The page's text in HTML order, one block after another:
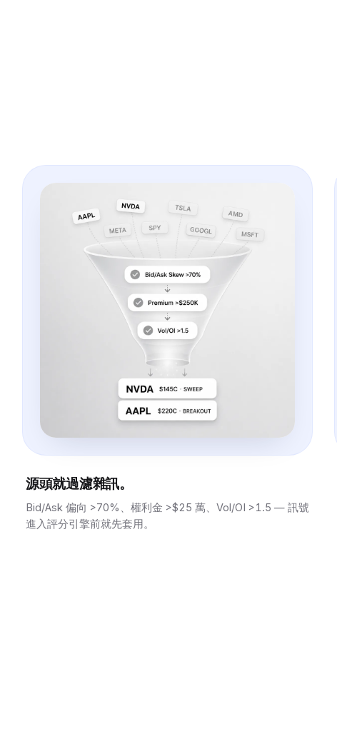
源頭就過濾雜訊。
Bid/Ask 偏向 >70%、權利金 >$25 萬、Vol/OI >1.5 — 訊號
進入評分引擎前就先套用。